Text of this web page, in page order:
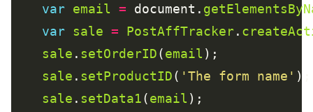
var email = document.
var sale = PostAffTracker.
sale . setOrderID(email
sale . setProductID( 'The form name'
sale . setData1(email